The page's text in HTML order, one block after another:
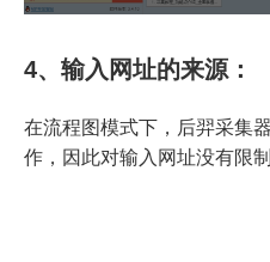
4、输入网址的来源：
在流程图模式下，后羿采集
作，因此对输入网址没有限制